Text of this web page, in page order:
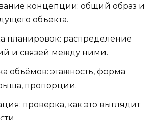
концепции: общий образ и
объекта.
планировок: распределение
и связей между ними.
объёмов: этажность, форма
пропорции.
проверка, как это выглядит